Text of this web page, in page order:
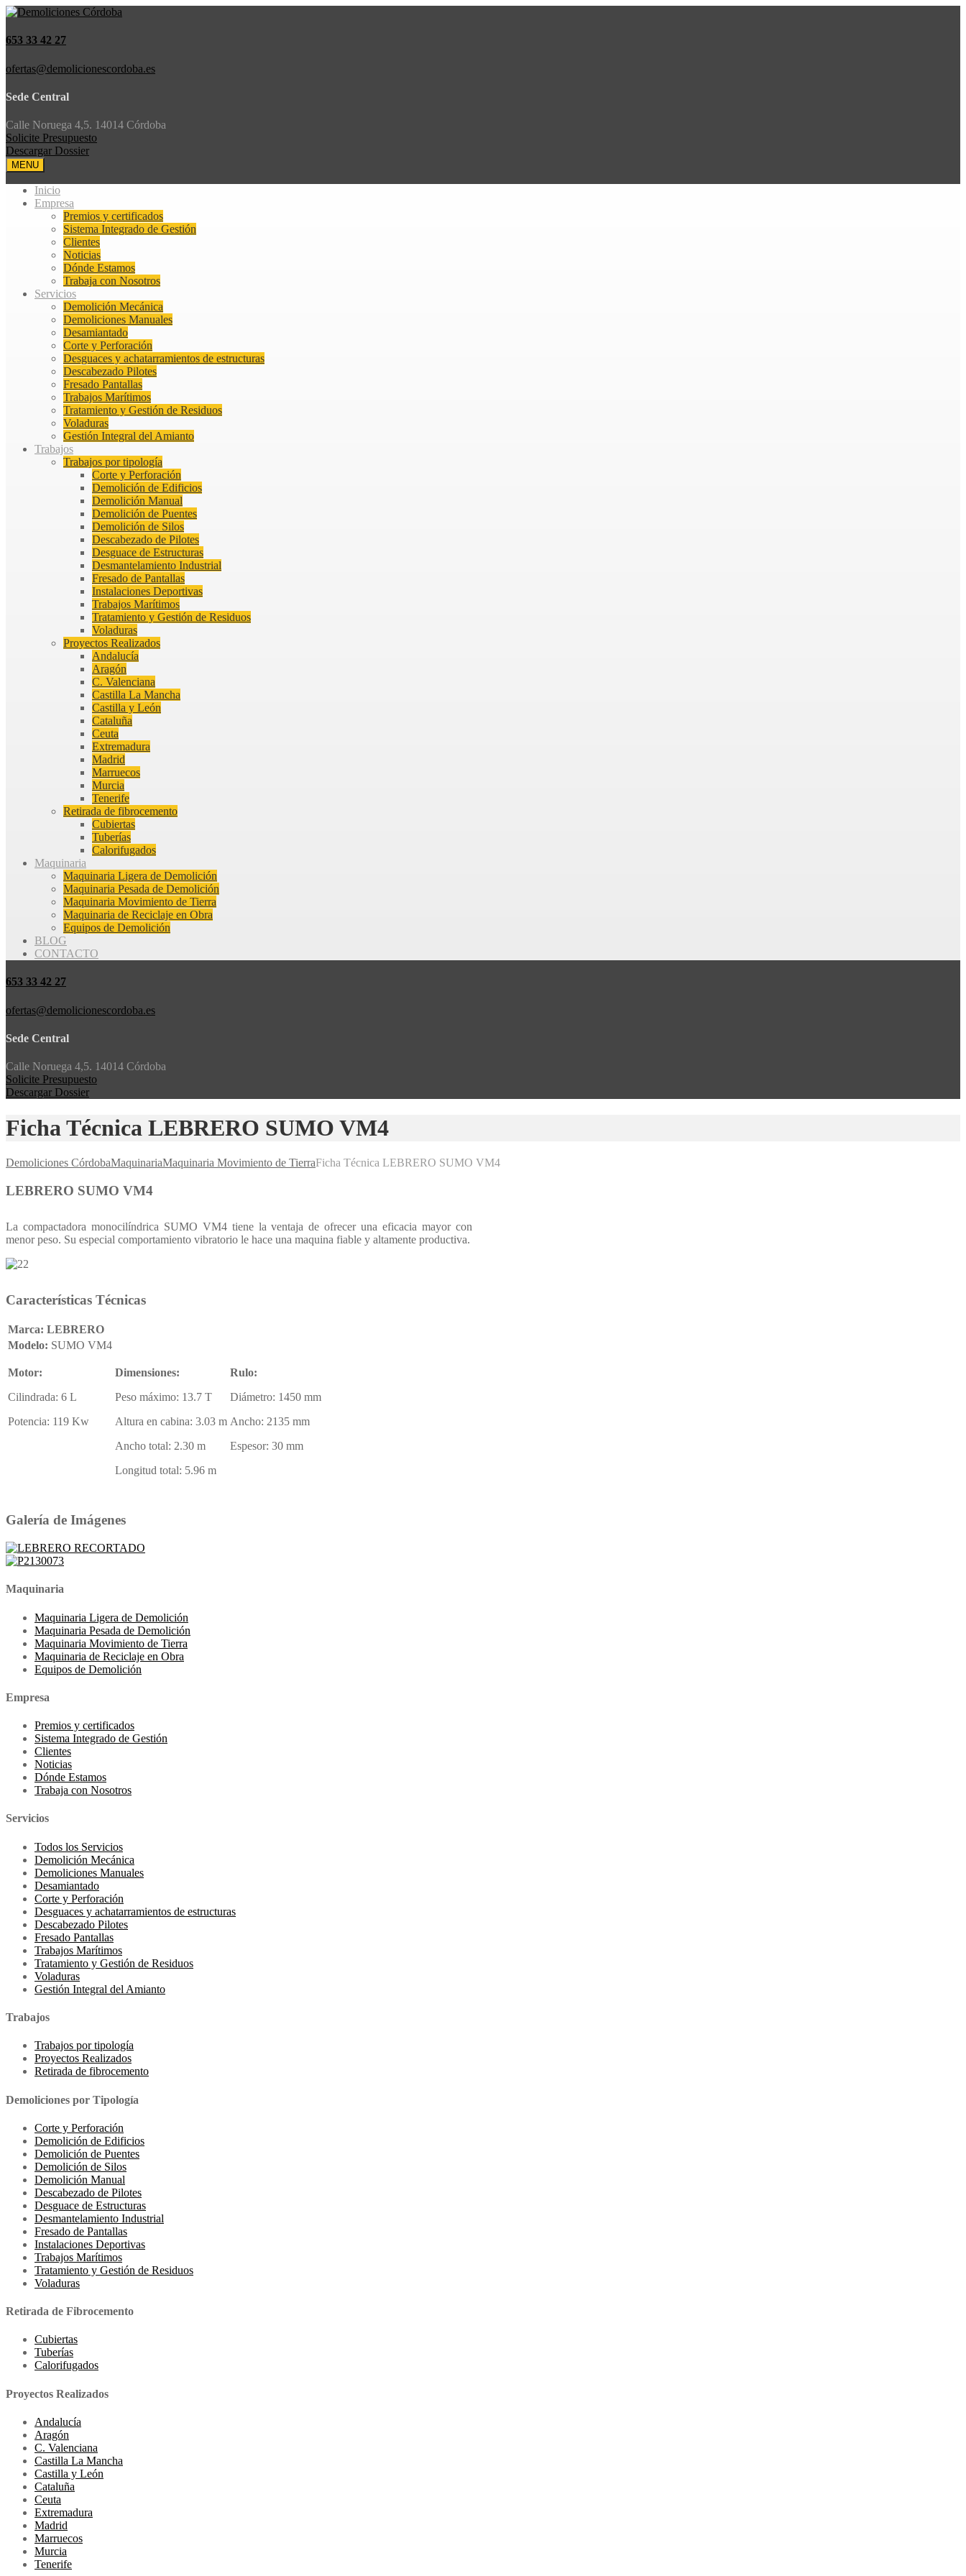
653 33 42 27
ofertas@demolicionescordoba.es
Sede Central
Calle Noruega 4,5. 14014 Córdoba
Solicite Presupuesto
Descargar Dossier
MENU
Inicio
Empresa
Premios y certificados
Sistema Integrado de Gestión
Clientes
Noticias
Dónde Estamos
Trabaja con Nosotros
Servicios
Demolición Mecánica
Demoliciones Manuales
Desamiantado
Corte y Perforación
Desguaces y achatarramientos de estructuras
Descabezado Pilotes
Fresado Pantallas
Trabajos Marítimos
Tratamiento y Gestión de Residuos
Voladuras
Gestión Integral del Amianto
Trabajos
Trabajos por tipología
Corte y Perforación
Demolición de Edificios
Demolición Manual
Demolición de Puentes
Demolición de Silos
Descabezado de Pilotes
Desguace de Estructuras
Desmantelamiento Industrial
Fresado de Pantallas
Instalaciones Deportivas
Trabajos Marítimos
Tratamiento y Gestión de Residuos
Voladuras
Proyectos Realizados
Andalucía
Aragón
C. Valenciana
Castilla La Mancha
Castilla y León
Cataluña
Ceuta
Extremadura
Madrid
Marruecos
Murcia
Tenerife
Retirada de fibrocemento
Cubiertas
Tuberías
Calorifugados
Maquinaria
Maquinaria Ligera de Demolición
Maquinaria Pesada de Demolición
Maquinaria Movimiento de Tierra
Maquinaria de Reciclaje en Obra
Equipos de Demolición
BLOG
CONTACTO
653 33 42 27
ofertas@demolicionescordoba.es
Sede Central
Calle Noruega 4,5. 14014 Córdoba
Solicite Presupuesto
Descargar Dossier
Ficha Técnica LEBRERO SUMO VM4
Demoliciones CórdobaMaquinariaMaquinaria Movimiento de TierraFicha Técnica LEBRERO SUMO VM4
LEBRERO SUMO VM4
La compactadora monocilíndrica SUMO VM4 tiene la ventaja de ofrecer una eficacia mayor con
menor peso. Su especial comportamiento vibratorio le hace una maquina fiable y altamente productiva.
Características Técnicas
Marca: LEBRERO
Modelo: SUMO VM4
Motor:
Cilindrada: 6 L
Potencia: 119 Kw
Dimensiones:
Peso máximo: 13.7 T
Altura en cabina: 3.03 m
Ancho total: 2.30 m
Longitud total: 5.96 m
Rulo:
Diámetro: 1450 mm
Ancho: 2135 mm
Espesor: 30 mm
Galería de Imágenes
Maquinaria
Maquinaria Ligera de Demolición
Maquinaria Pesada de Demolición
Maquinaria Movimiento de Tierra
Maquinaria de Reciclaje en Obra
Equipos de Demolición
Empresa
Premios y certificados
Sistema Integrado de Gestión
Clientes
Noticias
Dónde Estamos
Trabaja con Nosotros
Servicios
Todos los Servicios
Demolición Mecánica
Demoliciones Manuales
Desamiantado
Corte y Perforación
Desguaces y achatarramientos de estructuras
Descabezado Pilotes
Fresado Pantallas
Trabajos Marítimos
Tratamiento y Gestión de Residuos
Voladuras
Gestión Integral del Amianto
Trabajos
Trabajos por tipología
Proyectos Realizados
Retirada de fibrocemento
Demoliciones por Tipología
Corte y Perforación
Demolición de Edificios
Demolición de Puentes
Demolición de Silos
Demolición Manual
Descabezado de Pilotes
Desguace de Estructuras
Desmantelamiento Industrial
Fresado de Pantallas
Instalaciones Deportivas
Trabajos Marítimos
Tratamiento y Gestión de Residuos
Voladuras
Retirada de Fibrocemento
Cubiertas
Tuberías
Calorifugados
Proyectos Realizados
Andalucía
Aragón
C. Valenciana
Castilla La Mancha
Castilla y León
Cataluña
Ceuta
Extremadura
Madrid
Marruecos
Murcia
Tenerife